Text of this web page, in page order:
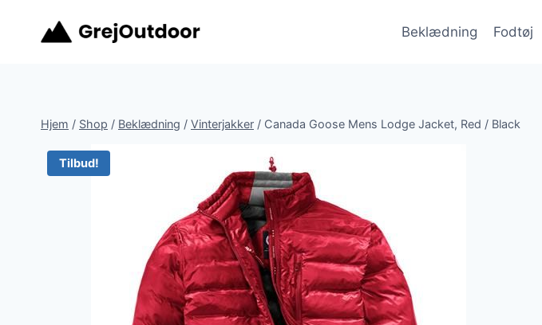
Beklædning Fodtøj
Hjem / Shop / Beklædning / Vinterjakker / Canada Goose Mens Lodge Jacket, Red / Black
Tilbud!